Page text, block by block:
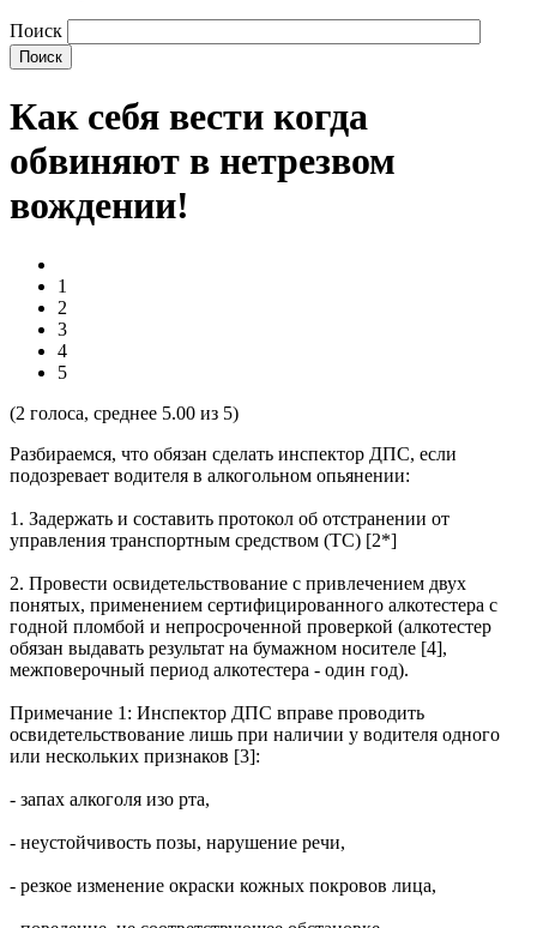
Поиск
Как себя вести когда
обвиняют в нетрезвом
вождении!
1
2
3
4
5
(2 голоса, среднее 5.00 из 5)
Разбираемся, что обязан сделать инспектор ДПС, если
подозревает водителя в алкогольном опьянении:
1. Задержать и составить протокол об отстранении от
управления транспортным средством (ТС) [2*]
2. Провести освидетельствование с привлечением двух
понятых, применением сертифицированного алкотестера с
годной пломбой и непросроченной проверкой (алкотестер
обязан выдавать результат на бумажном носителе [4],
межповерочный период алкотестера - один год).
Примечание 1: Инспектор ДПС вправе проводить
освидетельствование лишь при наличии у водителя одного
или нескольких признаков [3]:
- запах алкоголя изо рта,
- неустойчивость позы, нарушение речи,
- резкое изменение окраски кожных покровов лица,